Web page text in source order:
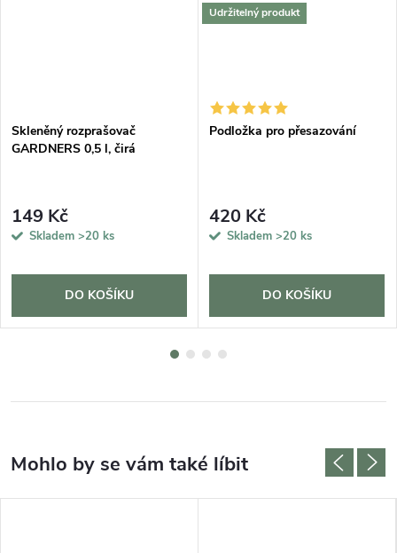
Skleněný rozprašovač
GARDNERS 0,5 l, čirá
149 Kč
Skladem >20 ks
DO KOŠÍKU
Udržitelný produkt
Podložka pro přesazování
420 Kč
Skladem >20 ks
DO KOŠÍKU